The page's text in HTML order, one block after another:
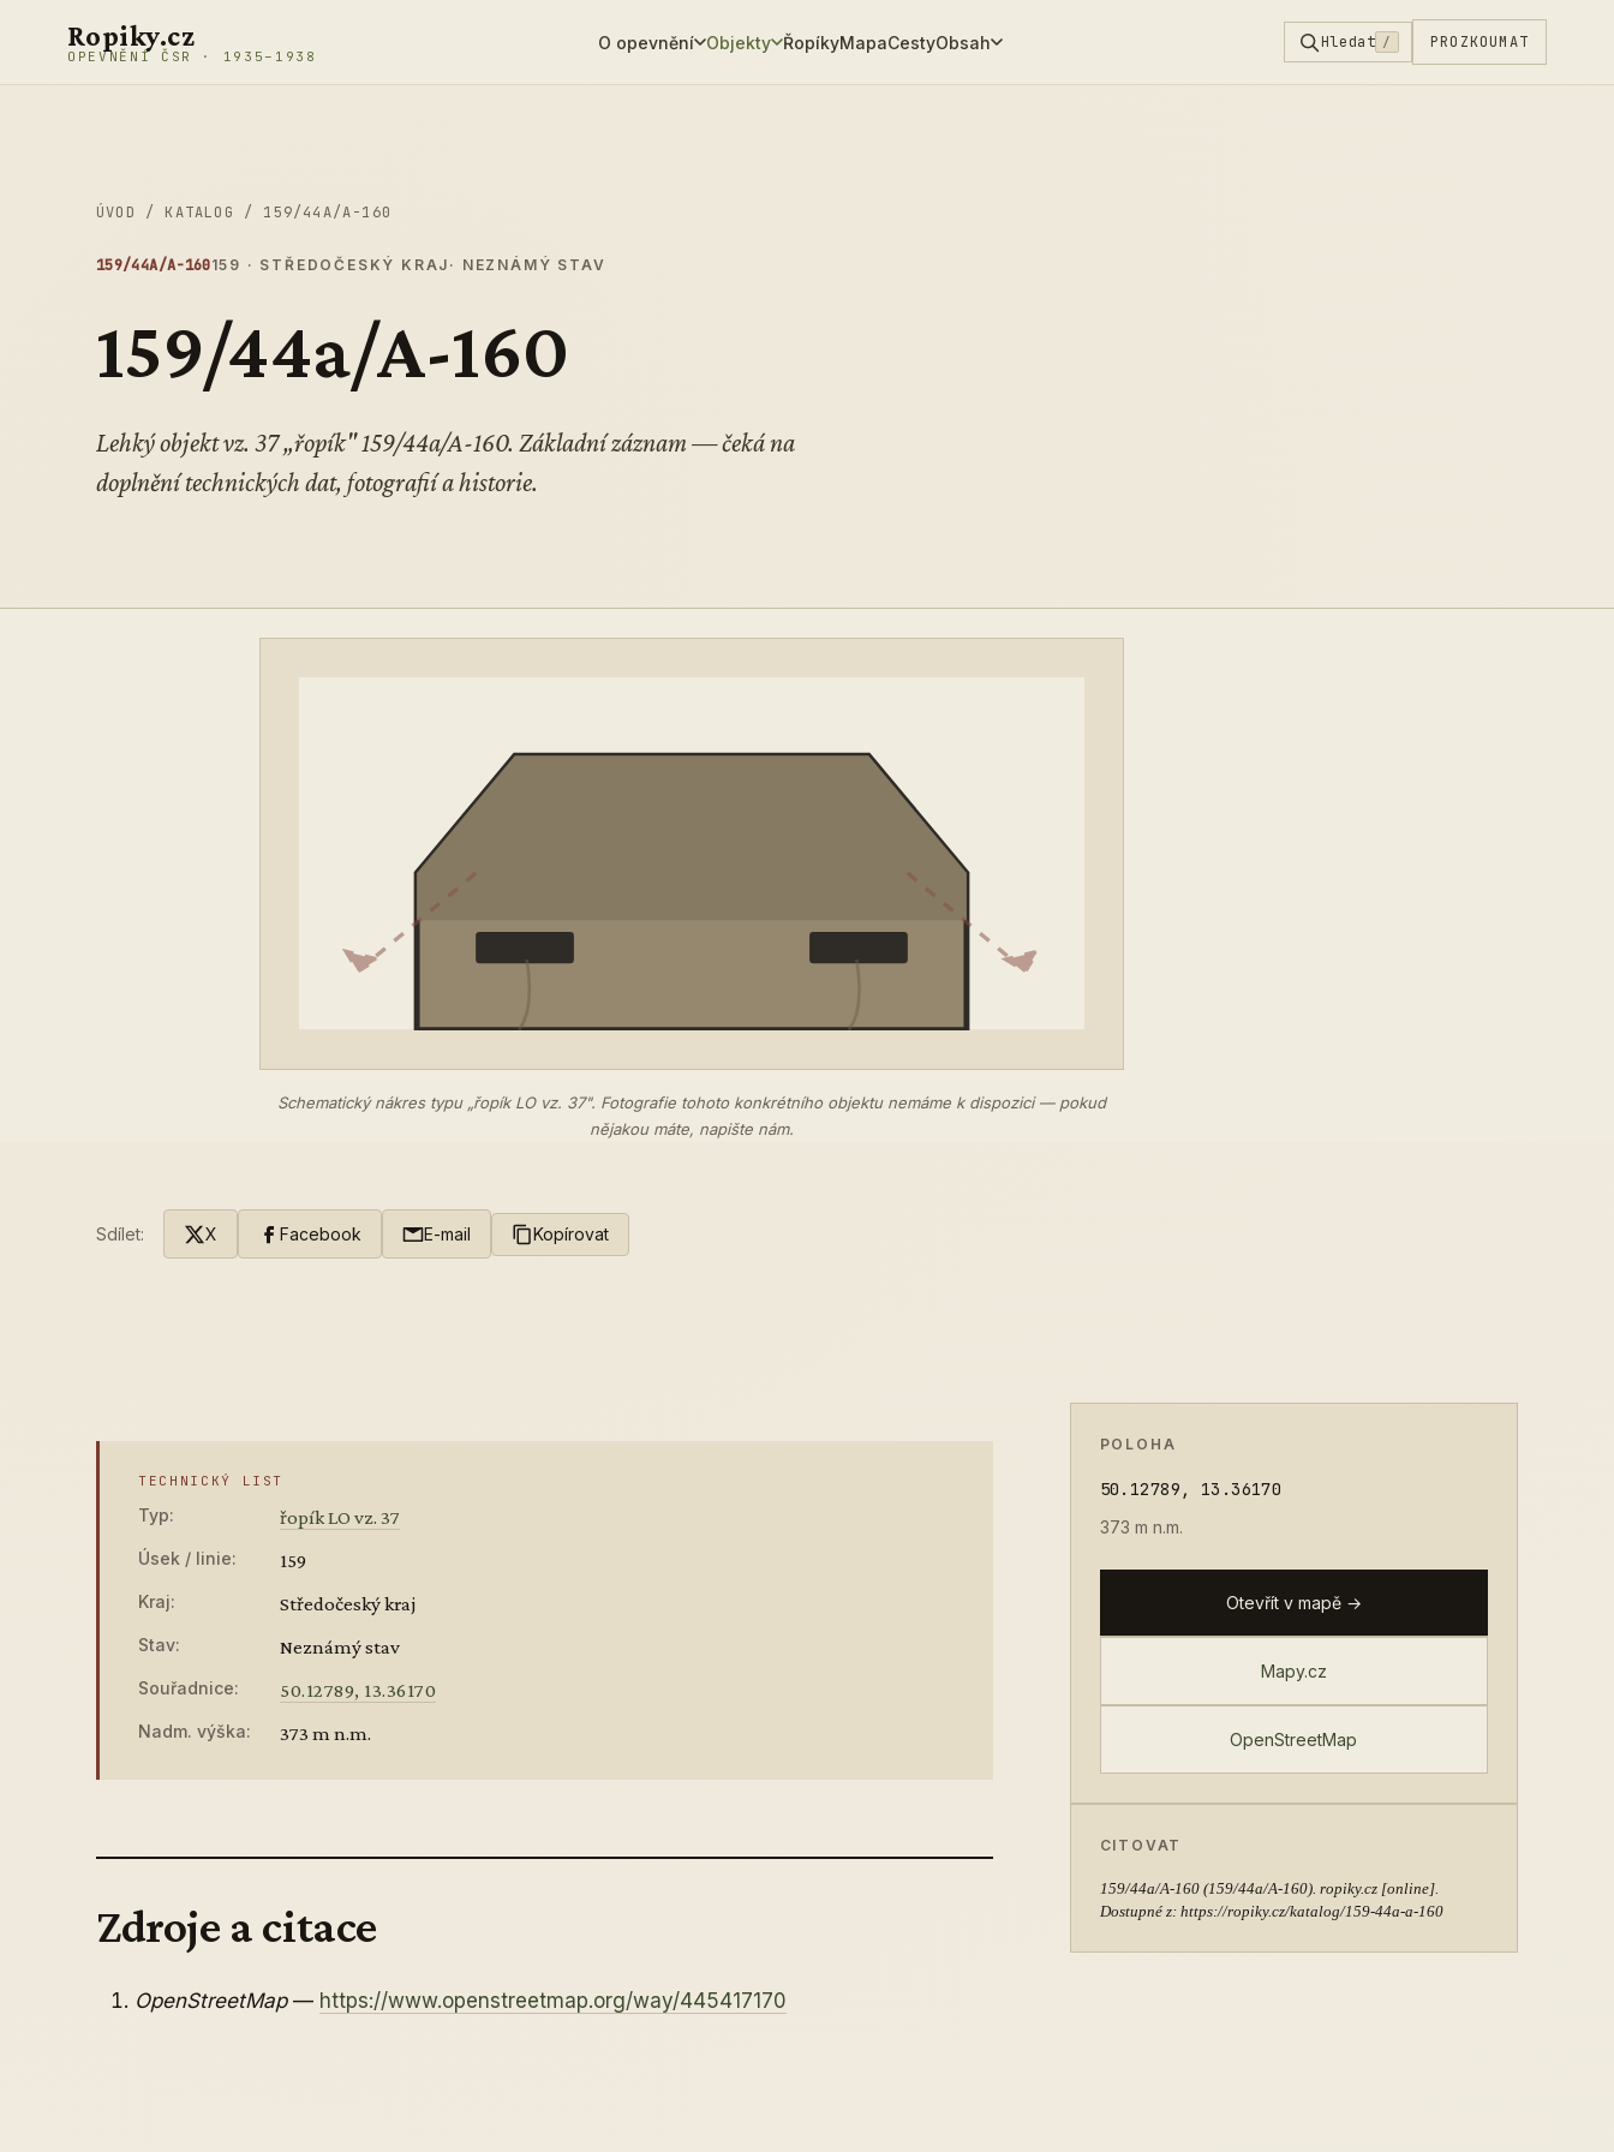
Ropiky.cz
OPEVNĚNÍ ČSR · 1935–1938
O opevnění Objekty ŘopíkyMapaCestyObsah Hledat / PROZKOUMAT
ÚVOD / KATALOG / 159/44A/A-160
159/44A/A-160159 · STŘEDOČESKÝ KRAJ · NEZNÁMÝ STAV
159/44a/A-160
Lehký objekt vz. 37 „řopík" 159/44a/A-160. Základní záznam — čeká na
doplnění technických dat, fotografií a historie.
Schematický nákres typu „řopík LO vz. 37". Fotografie tohoto konkrétního objektu nemáme k dispozici — pokud
nějakou máte, napište nám.
Sdílet: X Facebook E-mail Kopírovat
TECHNICKÝ LIST
Typ: řopík LO vz. 37
Úsek / linie: 159
Kraj: Středočeský kraj
Stav: Neznámý stav
Souřadnice: 50.12789, 13.36170
Nadm. výška: 373 m n.m.
Zdroje a citace
OpenStreetMap— https://www.openstreetmap.org/way/445417170
POLOHA
50.12789, 13.36170
373 m n.m.
Otevřít v mapě →
Mapy.cz
OpenStreetMap
CITOVAT
159/44a/A-160(159/44a/A-160). ropiky.cz [online].
Dostupné z: https://ropiky.cz/katalog/159-44a-a-160